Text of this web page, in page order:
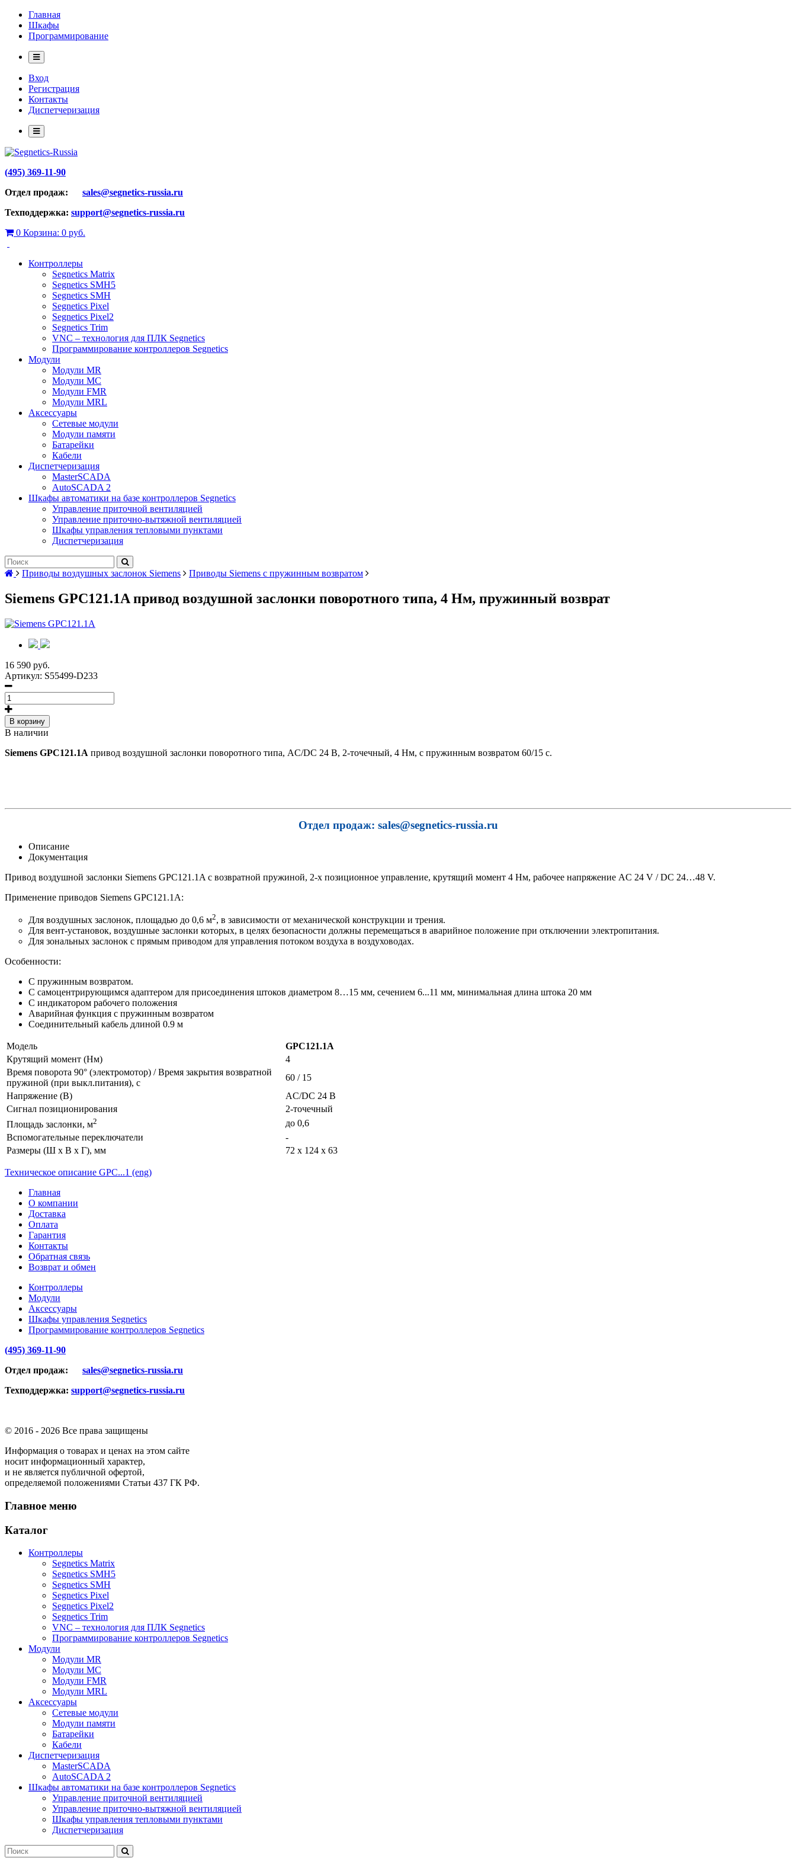
Главная
Шкафы
Программирование
Вход
Регистрация
Контакты
Диспетчеризация
(495) 369-11-90
Отдел продаж: sales@segnetics-russia.ru
Техподдержка: support@segnetics-russia.ru
0 Корзина: 0 руб.
Контроллеры
Segnetics Matrix
Segnetics SMH5
Segnetics SMH
Segnetics Pixel
Segnetics Pixel2
Segnetics Trim
VNC – технология для ПЛК Segnetics
Программирование контроллеров Segnetics
Модули
Модули MR
Модули MC
Модули FMR
Модули MRL
Аксеcсуары
Сетевые модули
Модули памяти
Батарейки
Кабели
Диспетчеризация
MasterSCADA
AutoSCADA 2
Шкафы автоматики на базе контроллеров Segnetics
Управление приточной вентиляцией
Управление приточно-вытяжной вентиляцией
Шкафы управления тепловыми пунктами
Диспетчеризация
Приводы воздушных заслонок Siemens Приводы Siemens с пружинным возвратом
Siemens GPC121.1A привод воздушной заслонки поворотного типа, 4 Нм, пружинный возврат
16 590 руб.
Артикул: S55499-D233
В корзину
В наличии
Siemens GPC121.1A привод воздушной заслонки поворотного типа, AC/DC 24 В, 2-точечный, 4 Нм, с пружинным возвратом 60/15 с.
Отдел продаж: sales@segnetics-russia.ru
Описание
Документация
Привод воздушной заслонки Siemens GPC121.1A с возвратной пружиной, 2-х позиционное управление, крутящий момент 4 Нм, рабочее напряжение AC 24 V / DC 24…48 V.
Применение приводов Siemens GPC121.1A:
Для воздушных заслонок, площадью до 0,6 м2, в зависимости от механической конструкции и трения.
Для вент-установок, воздушные заслонки которых, в целях безопасности должны перемещаться в аварийное положение при отключении электропитания.
Для зональных заслонок с прямым приводом для управления потоком воздуха в воздуховодах.
Особенности:
С пружинным возвратом.
С самоцентрирующимся адаптером для присоединения штоков диаметром 8…15 мм, сечением 6...11 мм, минимальная длина штока 20 мм
С индикатором рабочего положения
Аварийная функция с пружинным возвратом
Соединительный кабель длиной 0.9 м
Модель
GPC121.1A
Крутящий момент (Нм)
4
Время поворота 90° (электромотор) / Время закрытия возвратной
пружиной (при выкл.питания), с
60 / 15
Напряжение (В)
AC/DC 24 В
Сигнал позиционирования
2-точечный
Площадь заслонки, м2
до 0,6
Вспомогательные переключатели
-
Размеры (Ш х В х Г), мм
72 x 124 x 63
Техническое описание GPC...1 (eng)
Главная
О компании
Доставка
Оплата
Гарантия
Контакты
Обратная связь
Возврат и обмен
Контроллеры
Модули
Аксессуары
Шкафы управления Segnetics
Программирование контроллеров Segnetics
(495) 369-11-90
Отдел продаж: sales@segnetics-russia.ru
Техподдержка: support@segnetics-russia.ru
© 2016 - 2026 Все права защищены
Информация о товарах и ценах на этом сайте
носит информационный характер,
и не является публичной офертой,
определяемой положениями Статьи 437 ГК РФ.
Главное меню
Каталог
Контроллеры
Segnetics Matrix
Segnetics SMH5
Segnetics SMH
Segnetics Pixel
Segnetics Pixel2
Segnetics Trim
VNC – технология для ПЛК Segnetics
Программирование контроллеров Segnetics
Модули
Модули MR
Модули MC
Модули FMR
Модули MRL
Аксеcсуары
Сетевые модули
Модули памяти
Батарейки
Кабели
Диспетчеризация
MasterSCADA
AutoSCADA 2
Шкафы автоматики на базе контроллеров Segnetics
Управление приточной вентиляцией
Управление приточно-вытяжной вентиляцией
Шкафы управления тепловыми пунктами
Диспетчеризация